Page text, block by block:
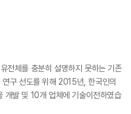
전체를 충분히 설명하지 못하는 기존
구 선도를 위해 2015년, 한국인의
개발 및 10개 업체에 기술이전하였습